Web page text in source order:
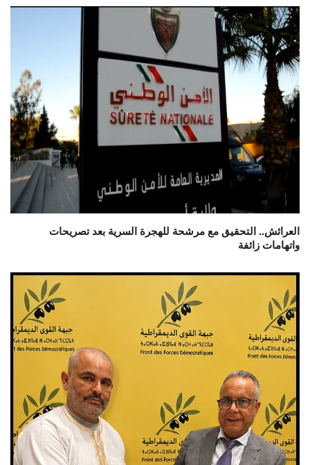
العرائش.. التحقيق مع مرشحة للهجرة السرية بعد تصريحات
واتهامات زائفة